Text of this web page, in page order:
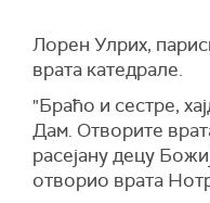
Лорен Улрих,
врата катедрале.
"Браћо и сестре,
Дам. Отворите
расејану децу
отворио врата